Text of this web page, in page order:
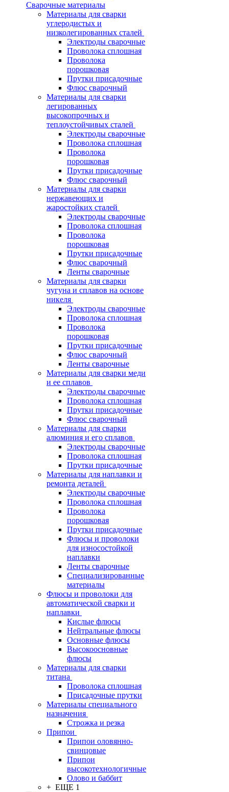
Сварочные материалы
Материалы для сварки
углеродистых и
низколегированных сталей
Электроды сварочные
Проволока сплошная
Проволока
порошковая
Прутки присадочные
Флюс сварочный
Материалы для сварки
легированных
высокопрочных и
теплоустойчивых сталей
Электроды сварочные
Проволока сплошная
Проволока
порошковая
Прутки присадочные
Флюс сварочный
Материалы для сварки
нержавеющих и
жаростойких сталей
Электроды сварочные
Проволока сплошная
Проволока
порошковая
Прутки присадочные
Флюс сварочный
Ленты сварочные
Материалы для сварки
чугуна и сплавов на основе
никеля
Электроды сварочные
Проволока сплошная
Проволока
порошковая
Прутки присадочные
Флюс сварочный
Ленты сварочные
Материалы для сварки меди
и ее сплавов
Электроды сварочные
Проволока сплошная
Прутки присадочные
Флюс сварочный
Материалы для сварки
алюминия и его сплавов
Электроды сварочные
Проволока сплошная
Прутки присадочные
Материалы для наплавки и
ремонта деталей
Электроды сварочные
Проволока сплошная
Проволока
порошковая
Прутки присадочные
Флюсы и проволоки
для износостойкой
наплавки
Ленты сварочные
Специализированные
материалы
Флюсы и проволоки для
автоматической сварки и
наплавки
Кислые флюсы
Нейтральные флюсы
Основные флюсы
Высокоосновные
флюсы
Материалы для сварки
титана
Проволока сплошная
Присадочные прутки
Материалы специального
назначения
Строжка и резка
Припои
Припои оловянно-
свинцовые
Припои
высокотехнологичные
Олово и баббит
+ ЕЩЕ 1